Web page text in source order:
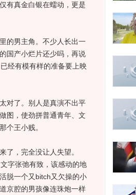
有真金白银在蠕动，更是
的男主角。不少人长出一
国产小烂片还少吗，再说
经有模有样的准备要上映
对了。别人是真演不出平
图，使劲拼普通青年、文
个王小贱。
，完全没让人失望。
字张弛有致，该感动的地
脱一个又bitch又欠操的小
京腔的男孩像连珠炮一样